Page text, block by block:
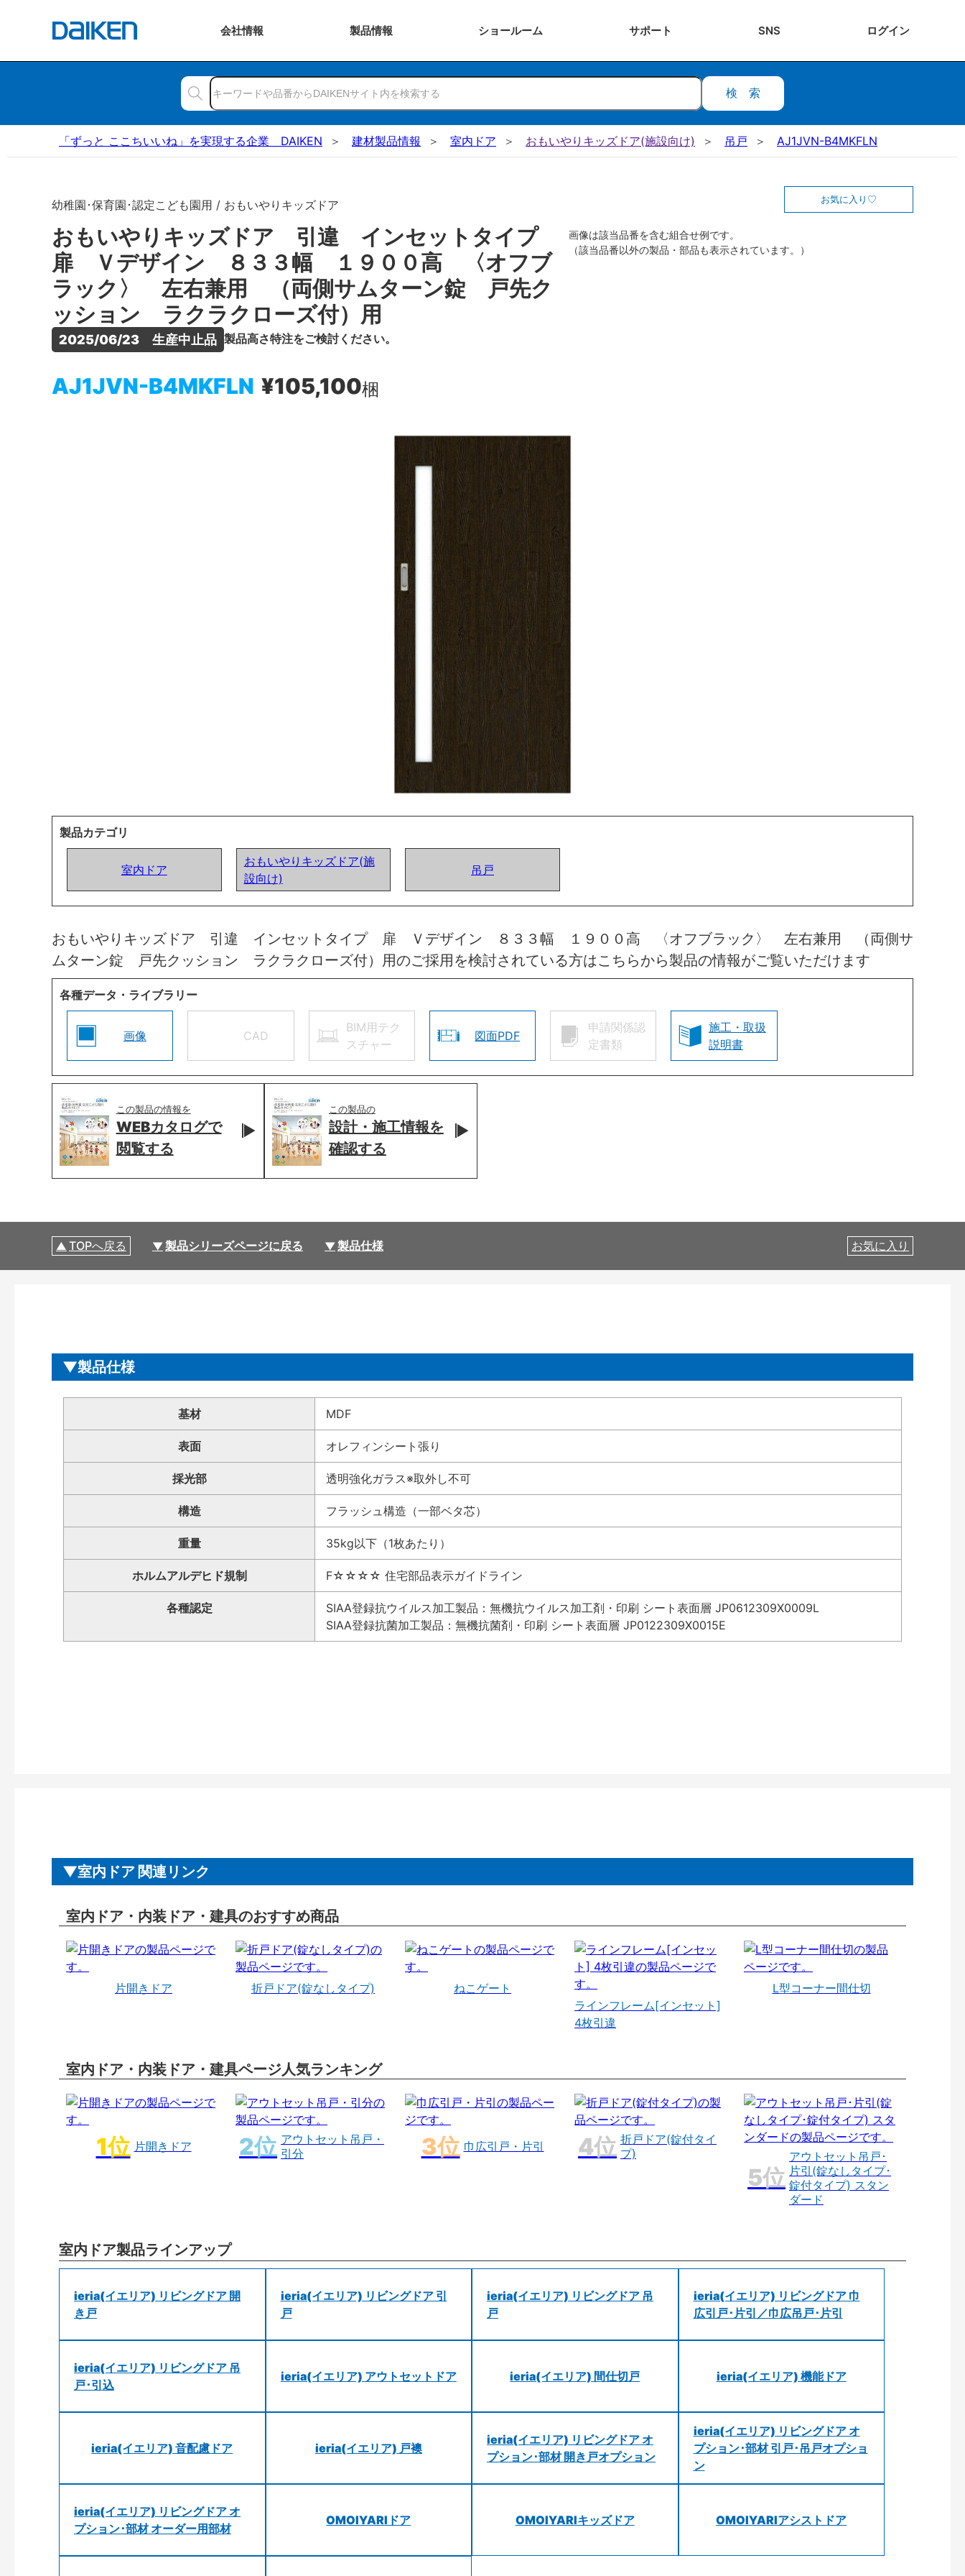
会社情報 製品情報 ショールーム サポート SNS ログイン
検索
「ずっと ここちいいね」を実現する企業 DAIKEN 建材製品情報 室内ドア おもいやりキッズドア(施設向け) 吊戸 AJ1JVN-B4MKFLN
幼稚園･保育園･認定こども園用 / おもいやりキッズドア
おもいやりキッズドア 引違 インセットタイプ
扉 Ｖデザイン ８３３幅 １９００高 〈オフブ
ラック〉 左右兼用 （両側サムターン錠 戸先ク
ッション ラクラクローズ付）用
2025/06/23　生産中止品 製品高さ特注をご検討ください。
AJ1JVN-B4MKFLN ¥105,100梱
お気に入り
画像は該当品番を含む組合せ例です。
（該当品番以外の製品・部品も表示されています。）
製品カテゴリ
室内ドア
おもいやりキッズドア(施
設向け)
吊戸
おもいやりキッズドア 引違 インセットタイプ 扉 Ｖデザイン ８３３幅 １９００高 〈オフブラック〉 左右兼用 （両側サ
ムターン錠 戸先クッション ラクラクローズ付）用のご採用を検討されている方はこちらから製品の情報がご覧いただけます
各種データ・ライブラリー
画像 CAD
BIM用テク
スチャー
図面PDF
申請関係認
定書類
施工・取扱
説明書
この製品の情報を
WEBカタログで
閲覧する
この製品の
設計・施工情報を
確認する
TOPへ戻る 製品シリーズページに戻る 製品仕様 お気に入り
製品仕様
基材 MDF
表面 オレフィンシート張り
採光部 透明強化ガラス※取外し不可
構造 フラッシュ構造（一部ベタ芯）
重量 35kg以下（1枚あたり）
ホルムアルデヒド規制 F☆☆☆☆ 住宅部品表示ガイドライン
各種認定
SIAA登録抗ウイルス加工製品：無機抗ウイルス加工剤・印刷 シート表面層 JP0612309X0009L
SIAA登録抗菌加工製品：無機抗菌剤・印刷 シート表面層 JP0122309X0015E
室内ドア 関連リンク
室内ドア・内装ドア・建具のおすすめ商品
片開きドア 折戸ドア(錠なしタイプ)
ねこゲート
ラインフレーム[インセット]
4枚引違
L型コーナー間仕切
室内ドア・内装ドア・建具ページ人気ランキング
片開きドア
アウトセット吊戸・
引分
巾広引戸・片引
折戸ドア(錠付タイ
プ)
アウトセット吊戸･
片引(錠なしタイプ･
錠付タイプ) スタン
ダード
室内ドア製品ラインアップ
ieria(イエリア) リビングドア 開
き戸
ieria(イエリア) リビングドア 引
戸
ieria(イエリア) リビングドア 吊
戸
ieria(イエリア) リビングドア 巾
広引戸･片引／巾広吊戸･片引
ieria(イエリア) リビングドア 吊
戸･引込
ieria(イエリア) アウトセットドア ieria(イエリア) 間仕切戸 ieria(イエリア) 機能ドア
ieria(イエリア) 音配慮ドア ieria(イエリア) 戸襖
ieria(イエリア) リビングドア オ
プション･部材 開き戸オプション
ieria(イエリア) リビングドア オ
プション･部材 引戸･吊戸オプショ
ン
ieria(イエリア) リビングドア オ
プション･部材 オーダー用部材
OMOIYARIドア OMOIYARIキッズドア OMOIYARIアシストドア